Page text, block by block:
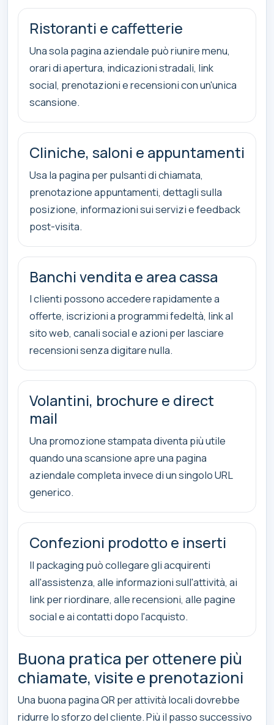
Ristoranti e caffetterie
Una sola pagina aziendale può riunire menu,
orari di apertura, indicazioni stradali, link
social, prenotazioni e recensioni con un'unica
scansione.
Cliniche, saloni e appuntamenti
Usa la pagina per pulsanti di chiamata,
prenotazione appuntamenti, dettagli sulla
posizione, informazioni sui servizi e feedback
post-visita.
Banchi vendita e area cassa
I clienti possono accedere rapidamente a
offerte, iscrizioni a programmi fedeltà, link al
sito web, canali social e azioni per lasciare
recensioni senza digitare nulla.
Volantini, brochure e direct
mail
Una promozione stampata diventa più utile
quando una scansione apre una pagina
aziendale completa invece di un singolo URL
generico.
Confezioni prodotto e inserti
Il packaging può collegare gli acquirenti
all'assistenza, alle informazioni sull'attività, ai
link per riordinare, alle recensioni, alle pagine
social e ai contatti dopo l'acquisto.
Buona pratica per ottenere più
chiamate, visite e prenotazioni
Una buona pagina QR per attività locali dovrebbe
ridurre lo sforzo del cliente. Più il passo successivo